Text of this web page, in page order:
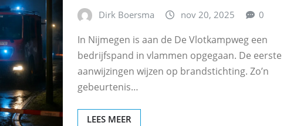
Dirk Boersma nov 20, 2025 0
In Nijmegen is aan de De Vlotkampweg een
bedrijfspand in vlammen opgegaan. De eerste
aanwijzingen wijzen op brandstichting. Zo’n
gebeurtenis…
LEES MEER